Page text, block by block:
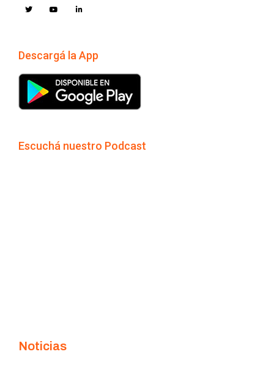
Descargá la App
Escuchá nuestro Podcast
Noticias